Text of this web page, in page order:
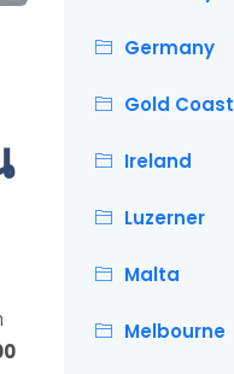
Germany
Gold Coast
Ireland
Luzerner
Malta
Melbourne